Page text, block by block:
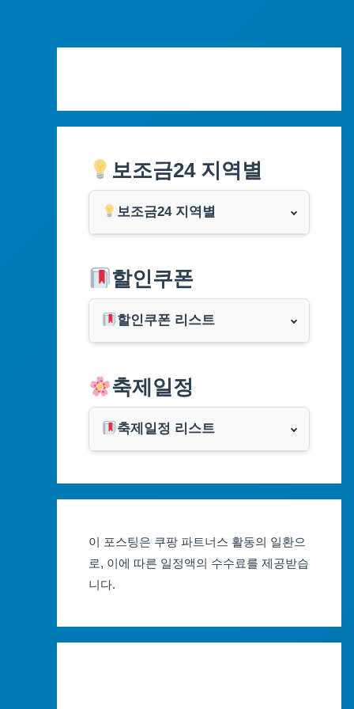
보조금24 지역별
보조금24 지역별
부산광역시
대구광역시
인천광역시
광주광역시
세종특별자치시
강원도
할인쿠폰
할인쿠폰 리스트
쿠팡
클룩
축제일정
축제일정 리스트
대구축제 일정
광주축제 일정
이 포스팅은 쿠팡 파트너스 활동의 일환으
로, 이에 따른 일정액의 수수료를 제공받습
니다.